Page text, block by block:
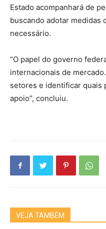
Estado acompanhará de
buscando adotar medidas
necessário.
“O papel do governo
internacionais de
setores e identificar quais
apoio”, concluiu.
VEJA TAMBÉM